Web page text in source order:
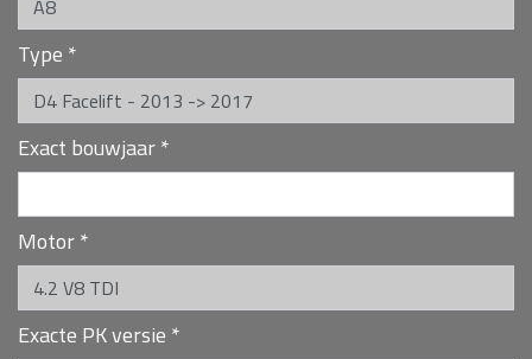
Type *
Exact bouwjaar*
Motor*
Exacte PK versie *